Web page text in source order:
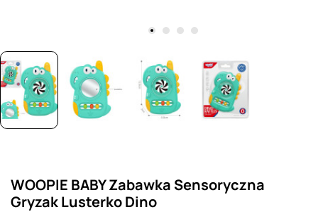
WOOPIE BABY Zabawka Sensoryczna
Gryzak Lusterko Dino